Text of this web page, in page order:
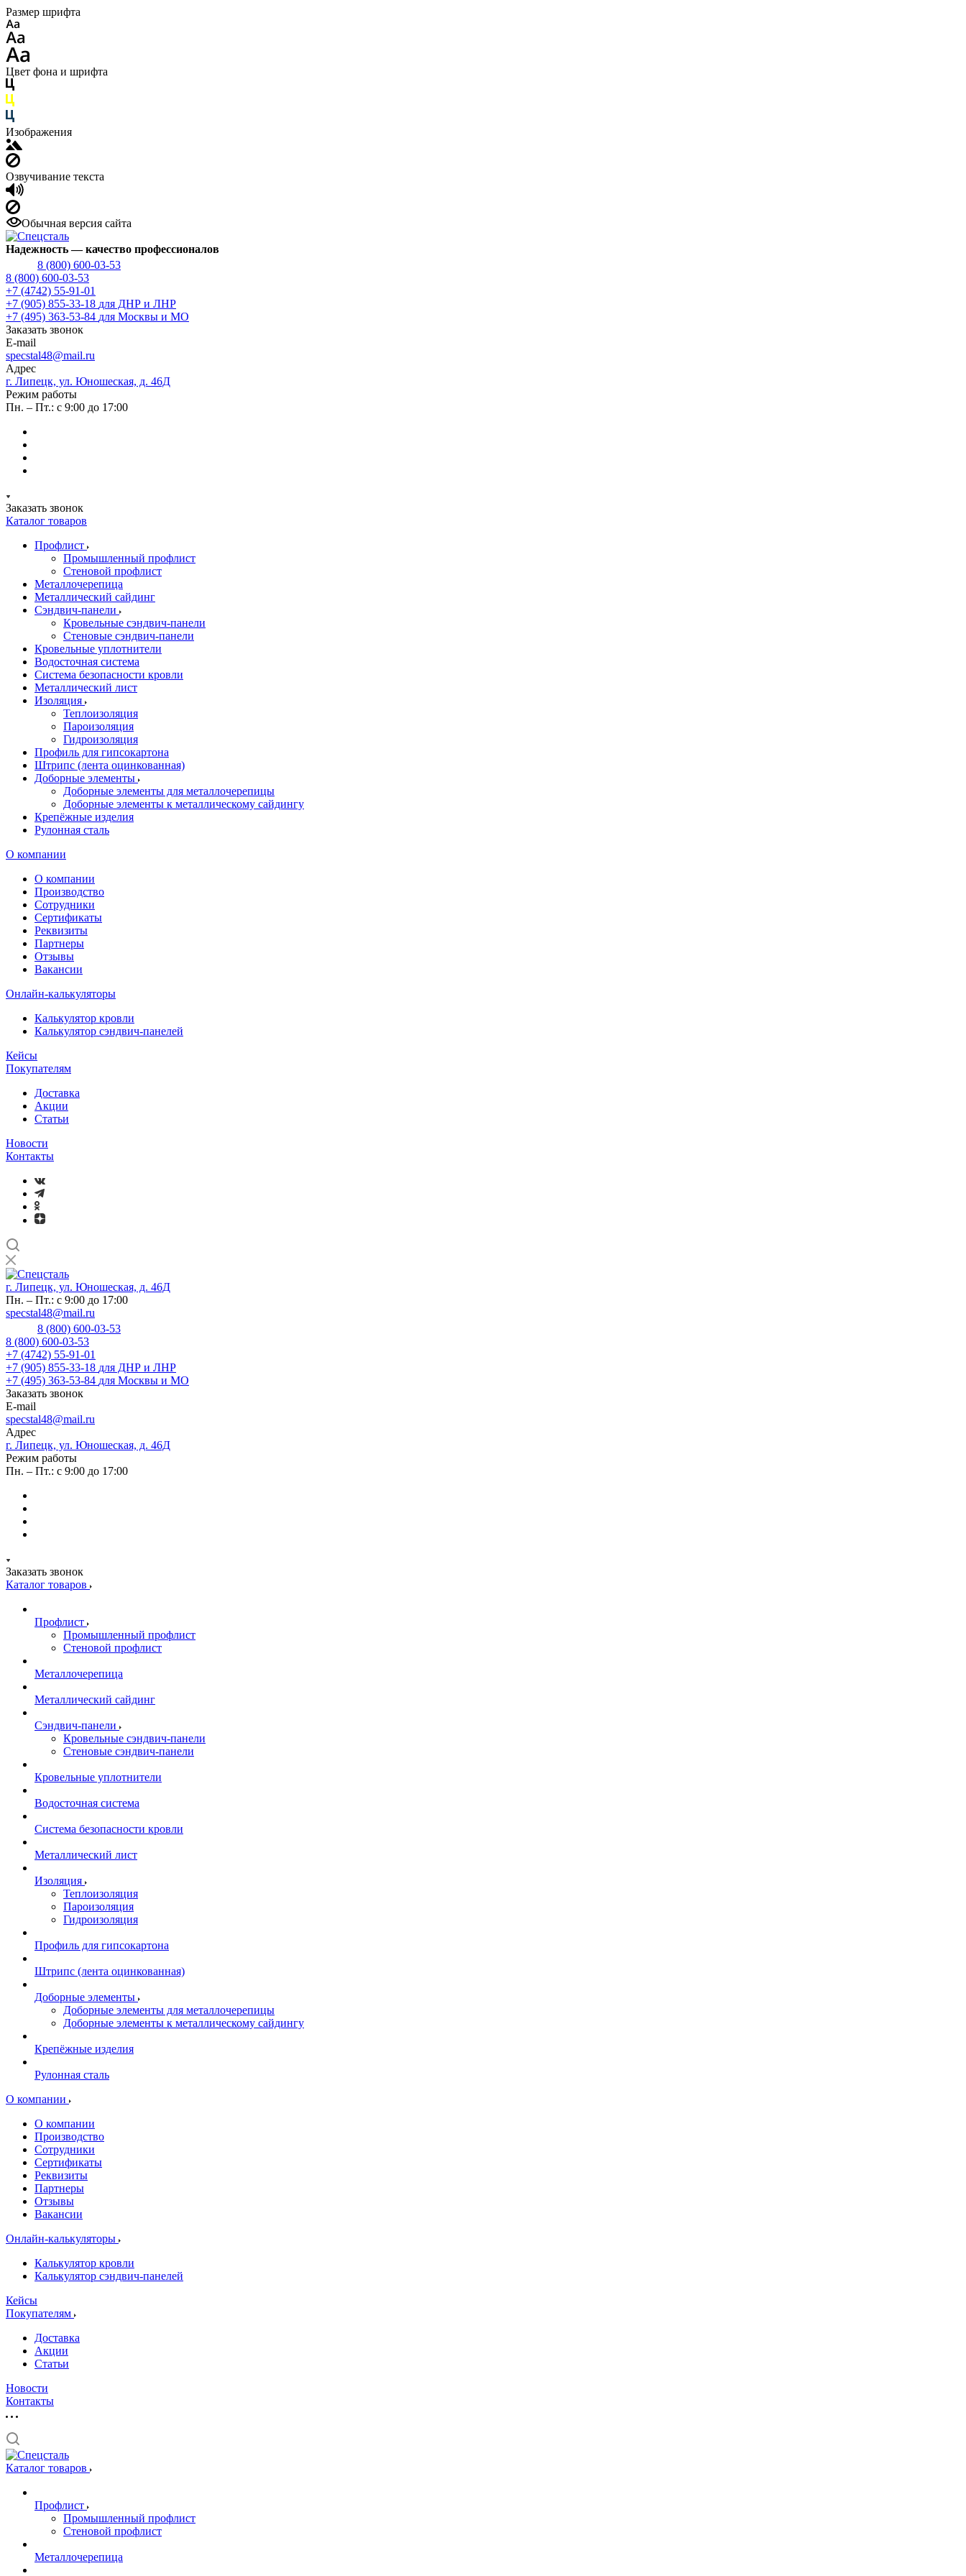
Размер шрифта
Цвет фона и шрифта
Изображения
Озвучивание текста
Обычная версия сайта
Надежность— качество профессионалов
8 (800) 600-03-53
8 (800) 600-03-53
+7 (4742) 55-91-01
+7 (905) 855-33-18 для ДНР и ЛНР
+7 (495) 363-53-84 для Москвы и МО
Заказать звонок
E-mail
specstal48@mail.ru
Адрес
г. Липецк, ул. Юношеская, д. 46Д
Режим работы
Пн. – Пт.: с 9:00 до 17:00
Заказать звонок
Каталог товаров
Профлист
Промышленный профлист
Стеновой профлист
Металлочерепица
Металлический сайдинг
Сэндвич-панели
Кровельные сэндвич-панели
Стеновые сэндвич-панели
Кровельные уплотнители
Водосточная система
Система безопасности кровли
Металлический лист
Изоляция
Теплоизоляция
Пароизоляция
Гидроизоляция
Профиль для гипсокартона
Штрипс (лента оцинкованная)
Доборные элементы
Доборные элементы для металлочерепицы
Доборные элементы к металлическому сайдингу
Крепёжные изделия
Рулонная сталь
О компании
О компании
Производство
Сотрудники
Сертификаты
Реквизиты
Партнеры
Отзывы
Вакансии
Онлайн-калькуляторы
Калькулятор кровли
Калькулятор сэндвич-панелей
Кейсы
Покупателям
Доставка
Акции
Статьи
Новости
Контакты
г. Липецк, ул. Юношеская, д. 46Д
Пн. – Пт.: с 9:00 до 17:00
specstal48@mail.ru
8 (800) 600-03-53
8 (800) 600-03-53
+7 (4742) 55-91-01
+7 (905) 855-33-18 для ДНР и ЛНР
+7 (495) 363-53-84 для Москвы и МО
Заказать звонок
E-mail
specstal48@mail.ru
Адрес
г. Липецк, ул. Юношеская, д. 46Д
Режим работы
Пн. – Пт.: с 9:00 до 17:00
Заказать звонок
Каталог товаров
Профлист
Промышленный профлист
Стеновой профлист
Металлочерепица
Металлический сайдинг
Сэндвич-панели
Кровельные сэндвич-панели
Стеновые сэндвич-панели
Кровельные уплотнители
Водосточная система
Система безопасности кровли
Металлический лист
Изоляция
Теплоизоляция
Пароизоляция
Гидроизоляция
Профиль для гипсокартона
Штрипс (лента оцинкованная)
Доборные элементы
Доборные элементы для металлочерепицы
Доборные элементы к металлическому сайдингу
Крепёжные изделия
Рулонная сталь
О компании
О компании
Производство
Сотрудники
Сертификаты
Реквизиты
Партнеры
Отзывы
Вакансии
Онлайн-калькуляторы
Калькулятор кровли
Калькулятор сэндвич-панелей
Кейсы
Покупателям
Доставка
Акции
Статьи
Новости
Контакты
Каталог товаров
Профлист
Промышленный профлист
Стеновой профлист
Металлочерепица